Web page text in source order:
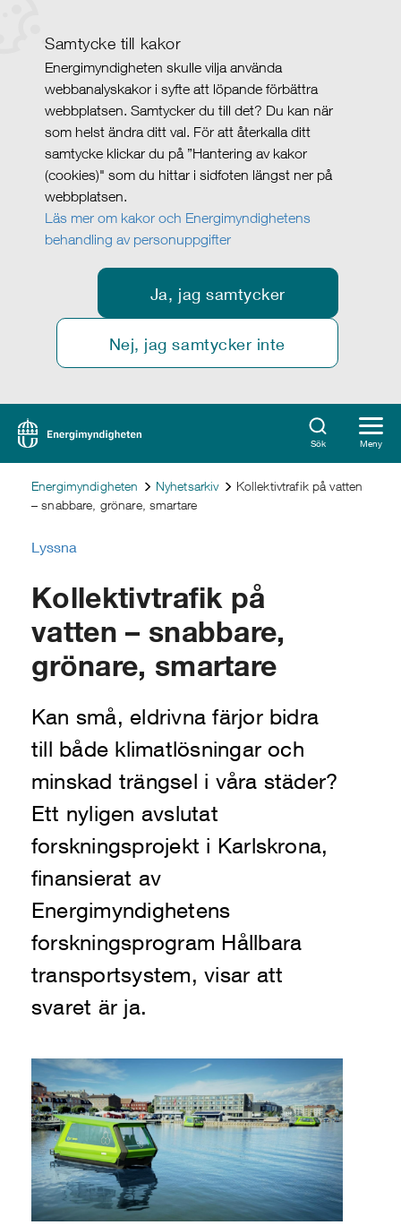
Samtycke till kakor
Energimyndigheten skulle vilja använda
webbanalyskakor i syfte att löpande förbättra
webbplatsen. Samtycker du till det? Du kan när
som helst ändra ditt val. För att återkalla ditt
samtycke klickar du på ”Hantering av kakor
(cookies)" som du hittar i sidfoten längst ner på
webbplatsen.
Läs mer om kakor och Energimyndighetens
behandling av personuppgifter
Ja, jag samtycker
Nej, jag samtycker inte
Sök Meny
Energimyndigheten Nyhetsarkiv
Kollektivtrafik på vatten
– snabbare, grönare, smartare
Lyssna
Kollektivtrafik på
vatten – snabbare,
grönare, smartare
Kan små, eldrivna färjor bidra
till både klimatlösningar och
minskad trängsel i våra städer?
Ett nyligen avslutat
forskningsprojekt i Karlskrona,
finansierat av
Energimyndighetens
forskningsprogram Hållbara
transportsystem, visar att
svaret är ja.